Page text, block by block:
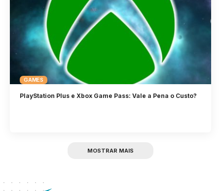
GAMES
PlayStation Plus e Xbox Game Pass: Vale a Pena o Custo?
MOSTRAR MAIS